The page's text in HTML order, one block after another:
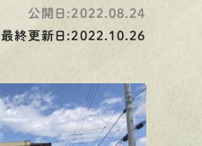
公開日:2022.08.24
最終更新日:2022.10.26